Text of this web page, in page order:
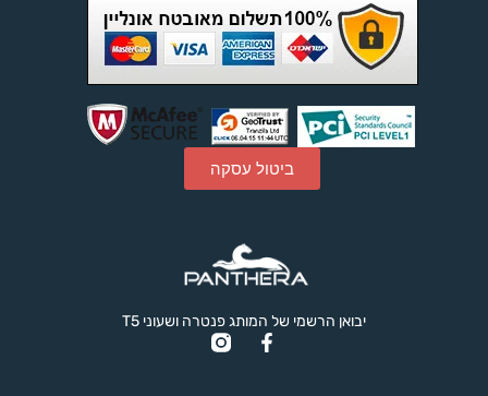
יבואן הרשמי של המותג פנטרה ושעוני T5
ביטול עסקה